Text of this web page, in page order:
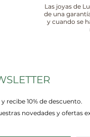
Las joyas de
de una
y cuando se
recibe 10% de descuento.
novedades y ofertas